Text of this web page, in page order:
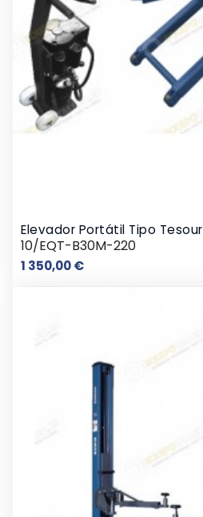
Elevador Portátil Tipo
10/EQT-B30M-220
1 350,00 €Preço